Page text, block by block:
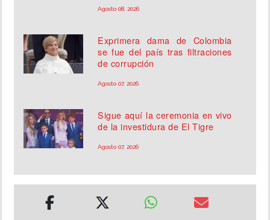
Agosto 08, 2026
Exprimera dama de Colombia
se fue del país tras filtraciones
de corrupción
Agosto 07, 2026
Sigue aquí la ceremonia en vivo
de la investidura de El Tigre
Agosto 07, 2026